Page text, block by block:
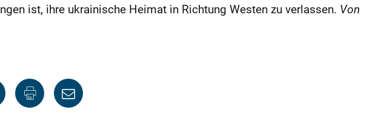
ist, ihre ukrainische Heimat in Richtung Westen zu verlassen. Von